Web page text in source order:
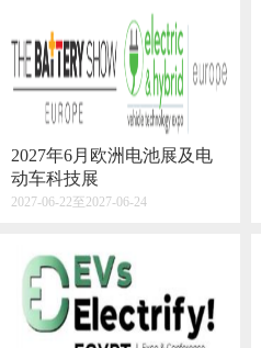
2027年6月欧洲电池展及电
动车科技展
2027-06-22至2027-06-24